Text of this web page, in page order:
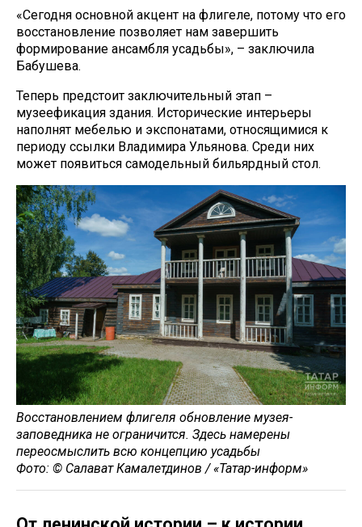
«Сегодня основной акцент на флигеле, потому что его
восстановление позволяет нам завершить
формирование ансамбля усадьбы», – заключила
Бабушева.
Теперь предстоит заключительный этап –
музеефикация здания. Исторические интерьеры
наполнят мебелью и экспонатами, относящимися к
периоду ссылки Владимира Ульянова. Среди них
может появиться самодельный бильярдный стол.
Восстановлением флигеля обновление музея-
заповедника не ограничится. Здесь намерены
переосмыслить всю концепцию усадьбы
Фото: © Салават Камалетдинов / «Татар-информ»